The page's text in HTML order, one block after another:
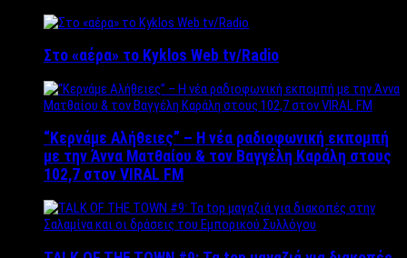
Στο «αέρα» το Kyklos Web tv/Radio
“Kερνάμε Αλήθειες” – Η νέα ραδιοφωνική εκπομπή
με την Άννα Ματθαίου & τον Βαγγέλη Καράλη στους
102,7 στον VIRAL FM